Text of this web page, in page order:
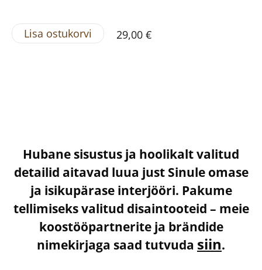
Lisa ostukorvi 29,00 €
Hubane sisustus ja hoolikalt valitud
detailid aitavad luua just Sinule omase
ja isikupärase interjööri. Pakume
tellimiseks valitud disaintooteid – meie
koostööpartnerite ja brändide
nimekirjaga saad tutvuda siin.